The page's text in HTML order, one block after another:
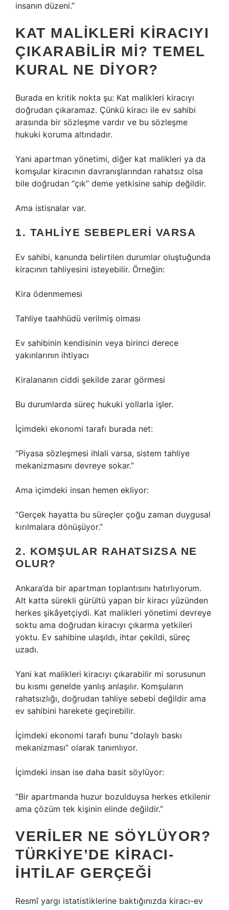
insanın düzeni.”
KAT MALIKLERI KIRACIYI
ÇIKARABILIR MI? TEMEL
KURAL NE DIYOR?
Burada en kritik nokta şu: Kat malikleri kiracıyı
doğrudan çıkaramaz. Çünkü kiracı ile ev sahibi
arasında bir sözleşme vardır ve bu sözleşme
hukuki koruma altındadır.
Yani apartman yönetimi, diğer kat malikleri ya da
komşular kiracının davranışlarından rahatsız olsa
bile doğrudan “çık” deme yetkisine sahip değildir.
Ama istisnalar var.
1. TAHLIYE SEBEPLERI VARSA
Ev sahibi, kanunda belirtilen durumlar oluştuğunda
kiracının tahliyesini isteyebilir. Örneğin:
Kira ödenmemesi
Tahliye taahhüdü verilmiş olması
Ev sahibinin kendisinin veya birinci derece
yakınlarının ihtiyacı
Kiralananın ciddi şekilde zarar görmesi
Bu durumlarda süreç hukuki yollarla işler.
İçimdeki ekonomi tarafı burada net:
“Piyasa sözleşmesi ihlali varsa, sistem tahliye
mekanizmasını devreye sokar.”
Ama içimdeki insan hemen ekliyor:
“Gerçek hayatta bu süreçler çoğu zaman duygusal
kırılmalara dönüşüyor.”
2. KOMŞULAR RAHATSIZSA NE
OLUR?
Ankara’da bir apartman toplantısını hatırlıyorum.
Alt katta sürekli gürültü yapan bir kiracı yüzünden
herkes şikâyetçiydi. Kat malikleri yönetimi devreye
soktu ama doğrudan kiracıyı çıkarma yetkileri
yoktu. Ev sahibine ulaşıldı, ihtar çekildi, süreç
uzadı.
Yani kat malikleri kiracıyı çıkarabilir mi sorusunun
bu kısmı genelde yanlış anlaşılır. Komşuların
rahatsızlığı, doğrudan tahliye sebebi değildir ama
ev sahibini harekete geçirebilir.
İçimdeki ekonomi tarafı bunu “dolaylı baskı
mekanizması” olarak tanımlıyor.
İçimdeki insan ise daha basit söylüyor:
“Bir apartmanda huzur bozulduysa herkes etkilenir
ama çözüm tek kişinin elinde değildir.”
VERILER NE SÖYLÜYOR?
TÜRKIYE’DE KIRACI-
İHTILAF GERÇEĞI
Resmî yargı istatistiklerine baktığınızda kiracı-ev